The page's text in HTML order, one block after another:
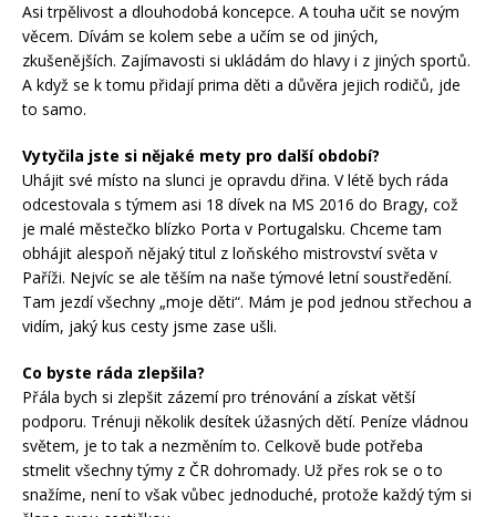
Asi trpělivost a dlouhodobá koncepce. A touha učit se novým
věcem. Dívám se kolem sebe a učím se od jiných,
zkušenějších. Zajímavosti si ukládám do hlavy i z jiných sportů.
A když se k tomu přidají prima děti a důvěra jejich rodičů, jde
to samo.
Vytyčila jste si nějaké mety pro další období?
Uhájit své místo na slunci je opravdu dřina. V létě bych ráda
odcestovala s týmem asi 18 dívek na MS 2016 do Bragy, což
je malé městečko blízko Porta v Portugalsku. Chceme tam
obhájit alespoň nějaký titul z loňského mistrovství světa v
Paříži. Nejvíc se ale těším na naše týmové letní soustředění.
Tam jezdí všechny „moje děti“. Mám je pod jednou střechou a
vidím, jaký kus cesty jsme zase ušli.
Co byste ráda zlepšila?
Přála bych si zlepšit zázemí pro trénování a získat větší
podporu. Trénuji několik desítek úžasných dětí. Peníze vládnou
světem, je to tak a nezměním to. Celkově bude potřeba
stmelit všechny týmy z ČR dohromady. Už přes rok se o to
snažíme, není to však vůbec jednoduché, protože každý tým si